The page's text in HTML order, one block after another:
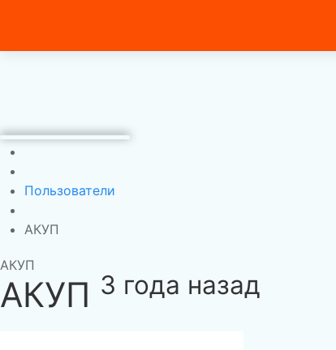
Пользователи
АКУП
АКУП
АКУП 3 года назад